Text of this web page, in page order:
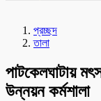
প্রচ্ছদ
তালা
পাটকেলঘাটায়
উন্নয়ন কর্মশালা